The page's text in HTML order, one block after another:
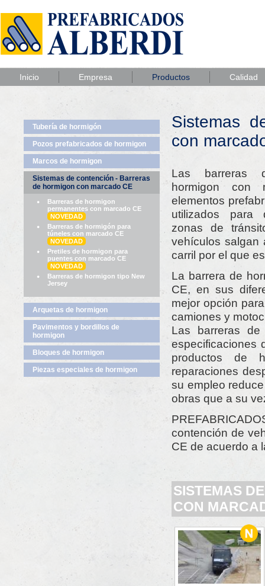
Inicio Empresa Productos Calidad
Tubería de hormigón
Pozos prefabricados de hormigon
Marcos de hormigon
Sistemas de contención - Barreras
de hormigon con marcado CE
Barreras de hormigon
permanentes con marcado CE
NOVEDAD
Barreras de hormigón para
túneles con marcado CE
NOVEDAD
Pretiles de hormigon para
puentes con marcado CE
NOVEDAD
Barreras de hormigon tipo New
Jersey
Arquetas de hormigon
Pavimentos y bordillos de
hormigon
Bloques de hormigon
Piezas especiales de hormigon
Sistemas
con
Las barreras
hormigon con
elementos
utilizados para
zonas de
vehículos salgan
carril por el que
La barrera de
CE, en sus
mejor opción
camiones y
Las barreras
especificaciones
productos de
reparaciones
su empleo
obras que a su
contención de
CE de acuerdo a
SISTEMAS
CON